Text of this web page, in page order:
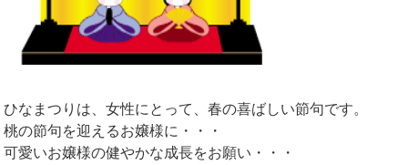
ひなまつりは、女性にとって、春の喜ばしい節句です。
桃の節句を迎えるお嬢様に・・・
可愛いお嬢様の健やかな成長をお願い・・・